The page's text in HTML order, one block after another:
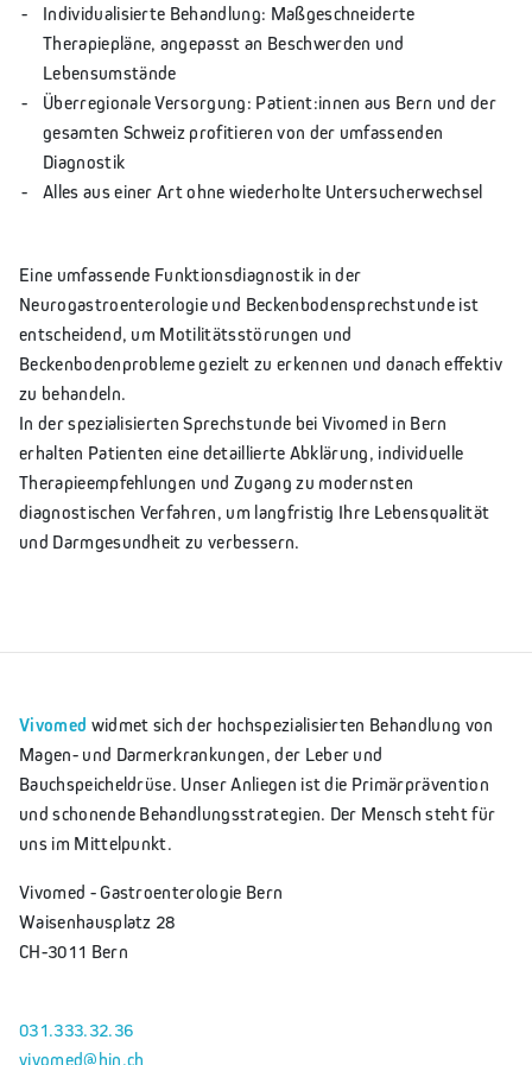
Individualisierte Behandlung: Maßgeschneiderte
Therapiepläne, angepasst an Beschwerden und
Lebensumstände
Überregionale Versorgung: Patient:innen aus Bern und der
gesamten Schweiz profitieren von der umfassenden
Diagnostik
Alles aus einer Art ohne wiederholte Untersucherwechsel
Eine umfassende Funktionsdiagnostik in der
Neurogastroenterologie und Beckenbodensprechstunde ist
entscheidend, um Motilitätsstörungen und
Beckenbodenprobleme gezielt zu erkennen und danach effektiv
zu behandeln.
In der spezialisierten Sprechstunde bei Vivomed in Bern
erhalten Patienten eine detaillierte Abklärung, individuelle
Therapieempfehlungen und Zugang zu modernsten
diagnostischen Verfahren, um langfristig Ihre Lebensqualität
und Darmgesundheit zu verbessern.
Vivomed widmet sich der hochspezialisierten Behandlung von
Magen- und Darmerkrankungen, der Leber und
Bauchspeicheldrüse. Unser Anliegen ist die Primärprävention
und schonende Behandlungsstrategien. Der Mensch steht für
uns im Mittelpunkt.
Vivomed - Gastroenterologie Bern
Waisenhausplatz 28
CH-3011 Bern
031.333.32.36
vivomed@hin.ch